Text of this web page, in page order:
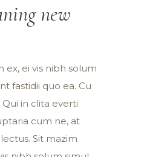
new
ei vis nibh solum
fastidii quo ea. Cu
in clita everti
cum ne, at
Sit mazim